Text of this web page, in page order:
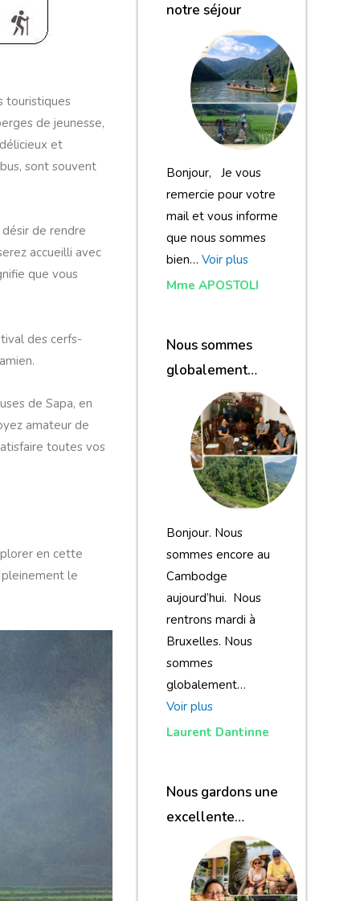
touristiques
de jeunesse,
et
sont souvent
de rendre
accueilli avec
que vous
des cerfs-
de Sapa, en
amateur de
toutes vos
en cette
le
notre séjour
Bonjour, Je vous
remercie pour votre
mail et vous informe
que nous sommes
bien… Voir plus
Mme APOSTOLI
Nous sommes
globalement
satisfaits du
voyage
Bonjour. Nous
sommes encore au
Cambodge
aujourd’hui. Nous
rentrons mardi à
Bruxelles. Nous
sommes
globalement…
Voir plus
Laurent Dantinne
Nous gardons une
excellente
impression de
notre voyage et de
votre agence